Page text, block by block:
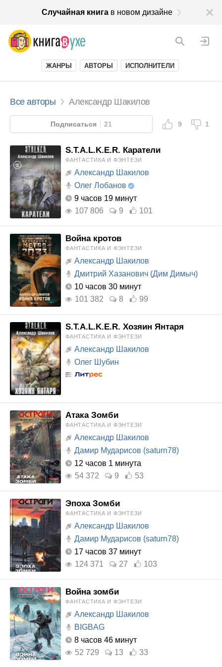
Случайная книгав новом дизайне
ЖАНРЫ АВТОРЫ ИСПОЛНИТЕЛИ
Все авторы Александр Шакилов
Подписаться 21 9 1
S.T.A.L.K.E.R. Каратели
ФАНТАСТИКА И ФЭНТЕЗИ
Александр Шакилов
Олег Лобанов
9 часов 19 минут
107 806
9 101
Война кротов
ФАНТАСТИКА И ФЭНТЕЗИ
Александр Шакилов
Дмитрий Хазанович (Дим Димыч)
10 часов 30 минут
101 382
8 99
S.T.A.L.K.E.R. Хозяин Янтаря
ФАНТАСТИКА И ФЭНТЕЗИ
Александр Шакилов
Олег Шубин
Атака Зомби
ФАНТАСТИКА И ФЭНТЕЗИ
Александр Шакилов
Дамир Мударисов (saturn78)
12 часов 1 минута
54 372
9 53
Эпоха Зомби
ФАНТАСТИКА И ФЭНТЕЗИ
Александр Шакилов
Дамир Мударисов (saturn78)
17 часов 37 минут
124 371
27 103
Война зомби
ФАНТАСТИКА И ФЭНТЕЗИ
Александр Шакилов
BIGBAG
8 часов 46 минут
52 729
13 33